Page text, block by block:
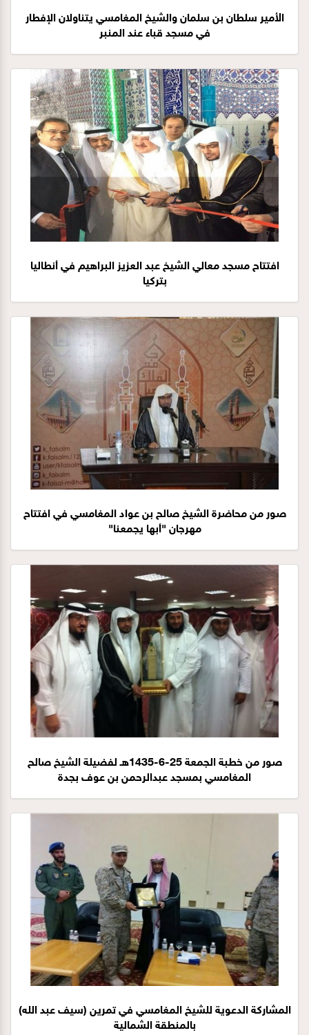
الأمير سلطان بن سلمان والشيخ المغامسي يتناولان الإفطار
في مسجد قباء عند المنبر
افتتاح مسجد معالي الشيخ عبد العزيز البراهيم في أنطاليا
بتركيا
صور من محاضرة الشيخ صالح بن عواد المغامسي في افتتاح
مهرجان "أبها يجمعنا"
صور من خطبة الجمعة 25-6-1435هـ لفضيلة الشيخ صالح
المغامسي بمسجد عبدالرحمن بن عوف بجدة
المشاركة الدعوية للشيخ المغامسي في تمرين (سيف عبد الله)
بالمنطقة الشمالية